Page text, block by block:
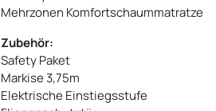
Mehrzonen Komfortschaummatratze
Zubehör:
Safety Paket
Markise 3,75m
Elektrische Einstiegsstufe